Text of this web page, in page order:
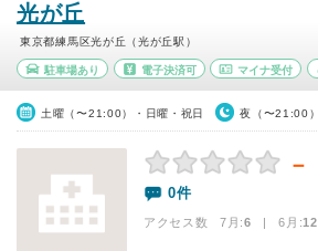
光が丘
東京都練馬区光が丘（光が丘駅）
駐車場あり 電子決済可 マイナ受付
土曜（〜21:00）・日曜・祝日 夜（〜21:00）
－
0件
アクセス数 7月:6 | 6月:12